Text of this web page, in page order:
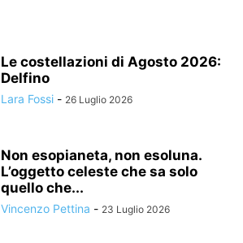
Le costellazioni di Agosto 2026:
Delfino
Lara Fossi - 26 Luglio 2026
Non esopianeta, non esoluna.
L’oggetto celeste che sa solo
quello che...
Vincenzo Pettina - 23 Luglio 2026